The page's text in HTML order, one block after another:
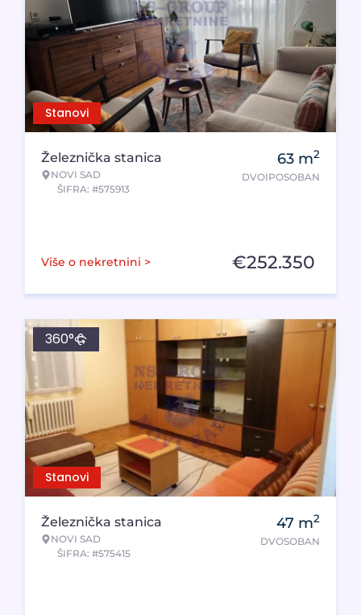
Stanovi
Železnička stanica
NOVI SAD
ŠIFRA: #575913
63 m2
DVOIPOSOBAN
Više o nekretnini > €252.350
Stanovi
360°
Železnička stanica
NOVI SAD
ŠIFRA: #575415
47 m2
DVOSOBAN